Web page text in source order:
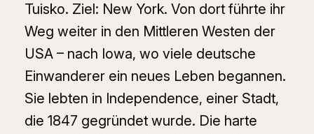
Tuisko. Ziel: New York. Von dort führte ihr
Weg weiter in den Mittleren Westen der
USA – nach Iowa, wo viele deutsche
Einwanderer ein neues Leben begannen.
Sie lebten in Independence, einer Stadt,
die 1847 gegründet wurde. Die harte